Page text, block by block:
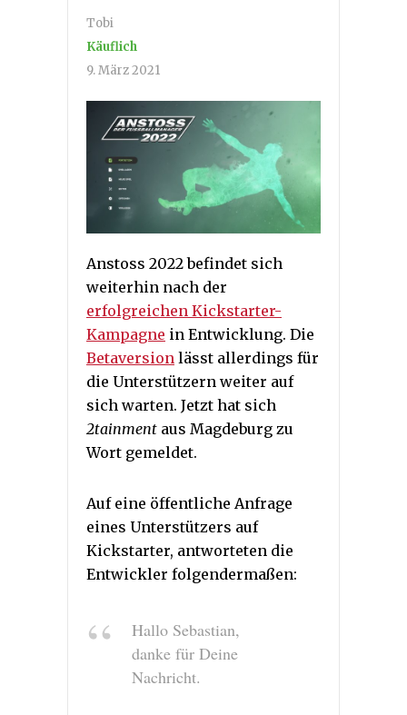
Tobi
Käuflich
9. März 2021
Anstoss 2022 befindet sich
weiterhin nach der
erfolgreichen Kickstarter-
Kampagne in Entwicklung. Die
Betaversion lässt allerdings für
die Unterstützern weiter auf
sich warten. Jetzt hat sich
2tainment aus Magdeburg zu
Wort gemeldet.
Auf eine öffentliche Anfrage
eines Unterstützers auf
Kickstarter, antworteten die
Entwickler folgendermaßen:
Hallo Sebastian,
danke für Deine
Nachricht.